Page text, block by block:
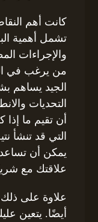
كانت أهم
تشمل أهمية
والإجراءات
من يرغب في
الجيد يساهم
التحديات
أن تقيم ما
التي قد تنشأ
يمكن أن
علاقتك مع
علاوة على
أيضًا. يتعين